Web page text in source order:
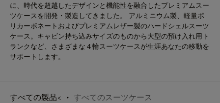
に、時代を超越したデザインと機能性を融合したプレミアムスー
ツケースを開発・製造してきました。 アルミニウム製、軽量ポ
リカーボネートおよびプレミアムレザー製のハードシェルスーツ
ケース。キャビン持ち込みサイズのものから大型の預け入れ用ト
ランクなど、さまざまな４輪スーツケースが生涯あなたの移動を
サポートします。
すべての製品< すべてのスーツケース